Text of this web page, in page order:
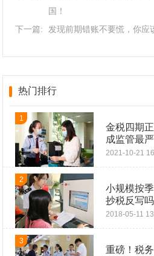
国！
下一篇:
发现前期错账不要慌，你应
热门排行
1
金税四期
成监管最
2021-10-21
2
小规模按
抄税反写吗
2018-05-11
3
重磅！税